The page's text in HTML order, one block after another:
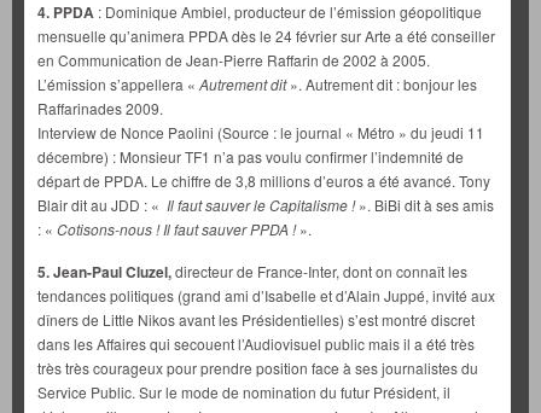
4. PPDA : Dominique Ambiel, producteur de l’émission géopolitique
mensuelle qu’animera PPDA dès le 24 février sur Arte a été conseiller
en Communication de Jean-Pierre Raffarin de 2002 à 2005.
L’émission s’appellera « Autrement dit». Autrement dit : bonjour les
Raffarinades 2009.
Interview de Nonce Paolini (Source : le journal « Métro » du jeudi 11
décembre) : Monsieur TF1 n’a pas voulu confirmer l’indemnité de
départ de PPDA. Le chiffre de 3,8 millions d’euros a été avancé. Tony
Blair dit au JDD : « Il faut sauver le Capitalisme !». BiBi dit à ses amis
: « Cotisons-nous ! Il faut sauver PPDA !».
5.Jean-Paul Cluzel,directeur de France-Inter, dont on connaît les
tendances politiques (grand ami d’Isabelle et d’Alain Juppé, invité aux
dîners de Little Nikos avant les Présidentielles) s’est montré discret
dans les Affaires qui secouent l’Audiovisuel public mais il a été très
très très courageux pour prendre position face à ses journalistes du
Service Public. Sur le mode de nomination du futur Président, il